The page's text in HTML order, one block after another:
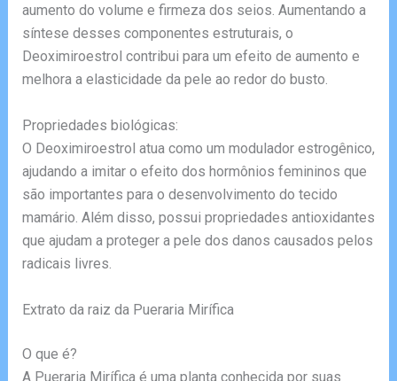
aumento do volume e firmeza dos seios. Aumentando a
síntese desses componentes estruturais, o
Deoximiroestrol contribui para um efeito de aumento e
melhora a elasticidade da pele ao redor do busto.
Propriedades biológicas:
O Deoximiroestrol atua como um modulador estrogênico,
ajudando a imitar o efeito dos hormônios femininos que
são importantes para o desenvolvimento do tecido
mamário. Além disso, possui propriedades antioxidantes
que ajudam a proteger a pele dos danos causados pelos
radicais livres.
Extrato da raiz da Pueraria Mirífica
O que é?
A Pueraria Mirífica é uma planta conhecida por suas